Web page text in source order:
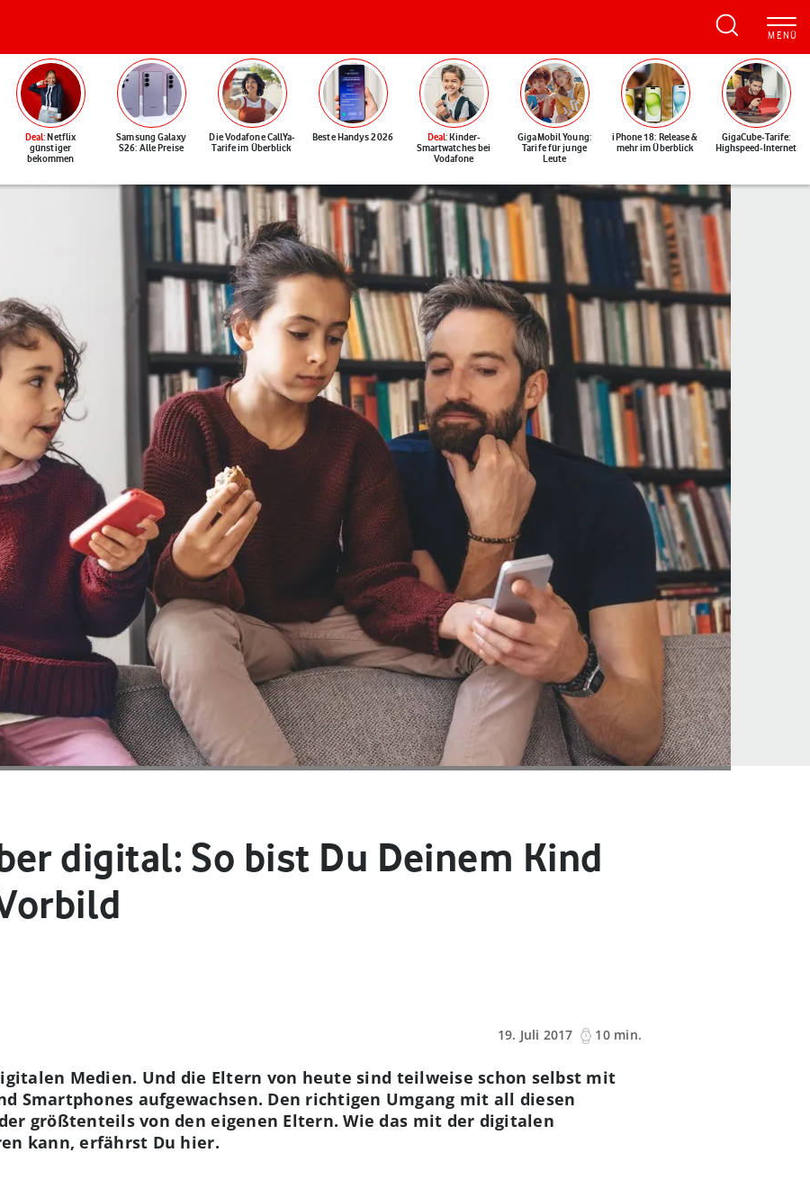
Deal: Netflix
günstiger
bekommen
Samsung Galaxy
S26: Alle Preise
Die Vodafone CallYa-
Tarife im Überblick
Beste Handys 2026 Deal: Kinder-
Smartwatches bei
Vodafone
GigaMobil Young:
Tarife für junge
Leute
iPhone 18: Release &
mehr im Überblick
GigaCube-Tarife:
Highspeed-Internet
digital: So bist Du Deinem Kind
19. Juli 2017
10 min.
Medien. Und die Eltern von heute sind teilweise schon selbst mit
Smartphones aufgewachsen. Den richtigen Umgang mit all diesen
größtenteils von den eigenen Eltern. Wie das mit der digitalen
kann, erfährst Du hier.